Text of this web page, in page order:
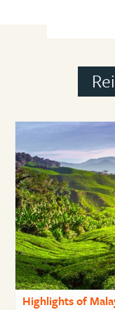
Highlights of